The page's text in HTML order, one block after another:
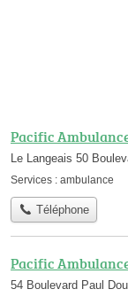
Pacific
Le Langeais 50
Services : ambulance
Téléphone
Pacific
54 Boulevard Paul